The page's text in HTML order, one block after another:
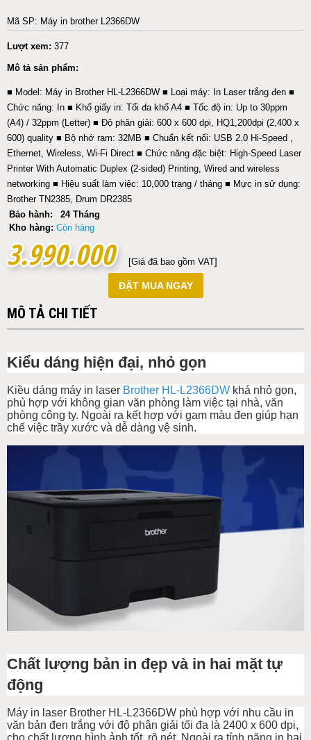
Mã SP: Máy in brother L2366DW
Lượt xem: 377
Mô tả sản phẩm:
■ Model: Máy in Brother HL-L2366DW ■ Loại máy: In Laser trắng đen ■
Chức năng: In ■ Khổ giấy in: Tối đa khổ A4 ■ Tốc độ in: Up to 30ppm
(A4) / 32ppm (Letter) ■ Độ phân giải: 600 x 600 dpi, HQ1,200dpi (2,400 x
600) quality ■ Bộ nhớ ram: 32MB ■ Chuẩn kết nối: USB 2.0 Hi-Speed ,
Ethernet, Wireless, Wi-Fi Direct ■ Chức năng đặc biệt: High-Speed Laser
Printer With Automatic Duplex (2-sided) Printing, Wired and wireless
networking ■ Hiệu suất làm việc: 10,000 trang / tháng ■ Mực in sử dụng:
Brother TN2385, Drum DR2385
Bảo hành:
24 Tháng
Kho hàng: Còn hàng
3.990.000
3.990.000 [Giá đã bao gồm VAT]
ĐẶT MUA NGAY
MÔ TẢ CHI TIẾT
Kiểu dáng hiện đại, nhỏ gọn
Kiều dáng máy in laser Brother HL-L2366DW khá nhỏ gọn,
phù hợp với không gian văn phòng làm việc tại nhà, văn
phòng công ty. Ngoài ra kết hợp với gam màu đen giúp hạn
chế việc trầy xước và dễ dàng vệ sinh.
Chất lượng bản in đẹp và in hai mặt tự
động
Máy in laser Brother HL-L2366DW phù hợp với nhu cầu in
văn bản đen trắng với độ phân giải tối đa là 2400 x 600 dpi,